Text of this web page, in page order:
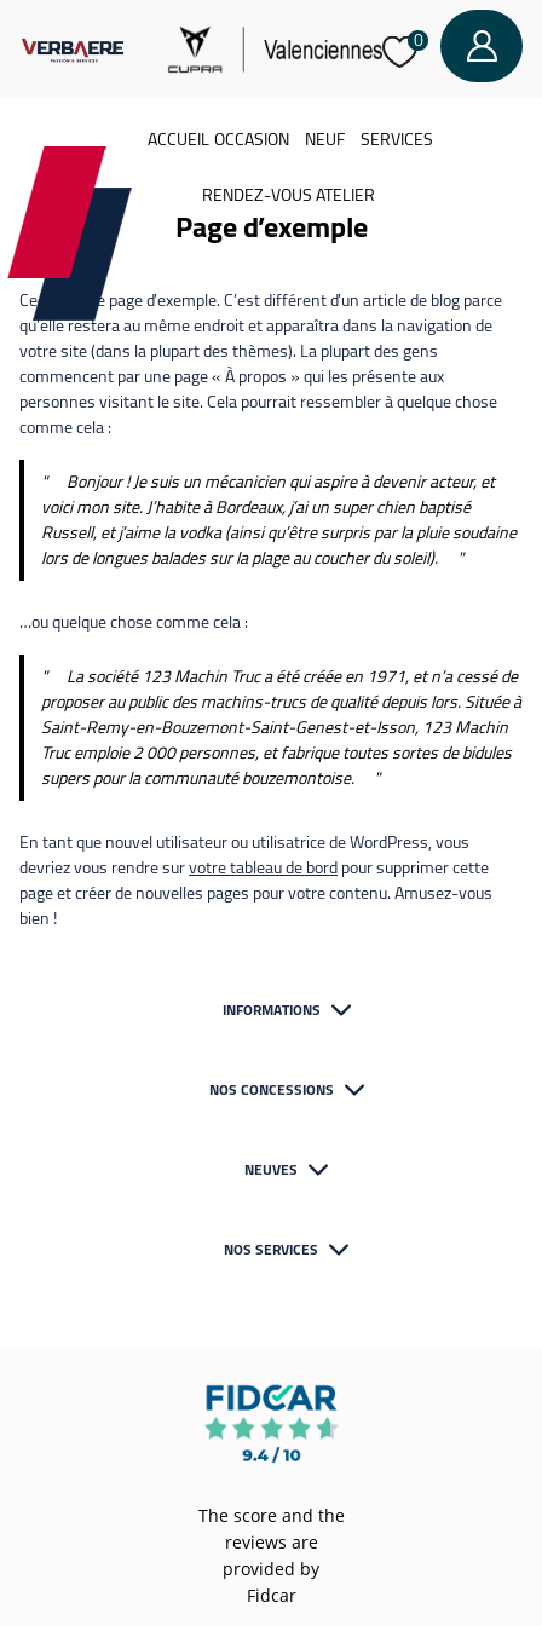
0
ACCUEILOCCASION NEUF SERVICES
RENDEZ-VOUS ATELIER
Page d’exemple
Ceci est une page d’exemple. C’est différent d’un article de blog parce
qu’elle restera au même endroit et apparaîtra dans la navigation de
votre site (dans la plupart des thèmes). La plupart des gens
commencent par une page « À propos » qui les présente aux
personnes visitant le site. Cela pourrait ressembler à quelque chose
comme cela :
Bonjour ! Je suis un mécanicien qui aspire à devenir acteur, et
voici mon site. J’habite à Bordeaux, j’ai un super chien baptisé
Russell, et j’aime la vodka (ainsi qu’être surpris par la pluie soudaine
lors de longues balades sur la plage au coucher du soleil).
…ou quelque chose comme cela :
La société 123 Machin Truc a été créée en 1971, et n’a cessé de
proposer au public des machins-trucs de qualité depuis lors. Située à
Saint-Remy-en-Bouzemont-Saint-Genest-et-Isson, 123 Machin
Truc emploie 2 000 personnes, et fabrique toutes sortes de bidules
supers pour la communauté bouzemontoise.
En tant que nouvel utilisateur ou utilisatrice de WordPress, vous
devriez vous rendre survotre tableau de bordpour supprimer cette
page et créer de nouvelles pages pour votre contenu. Amusez-vous
bien !
INFORMATIONS
NOS CONCESSIONS
NEUVES
NOS SERVICES
The score and the
reviews are
provided by
Fidcar